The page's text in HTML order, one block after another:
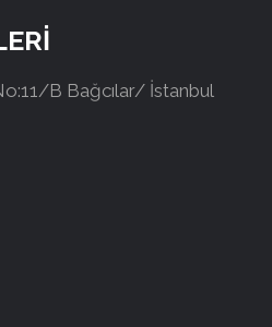
B Bağcılar/ İstanbul